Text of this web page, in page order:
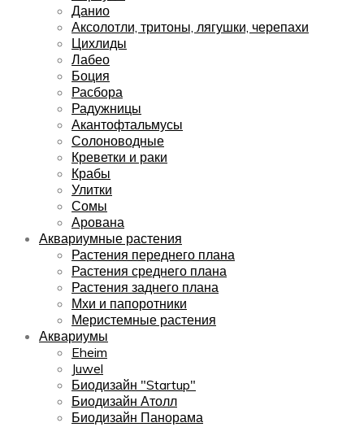
Данио
Аксолотли, тритоны, лягушки, черепахи
Цихлиды
Лабео
Боция
Расбора
Радужницы
Акантофтальмусы
Солоноводные
Креветки и раки
Крабы
Улитки
Сомы
Арована
Аквариумные растения
Растения переднего плана
Растения среднего плана
Растения заднего плана
Мхи и папоротники
Меристемные растения
Аквариумы
Eheim
Juwel
Биодизайн "Startup"
Биодизайн Атолл
Биодизайн Панорама